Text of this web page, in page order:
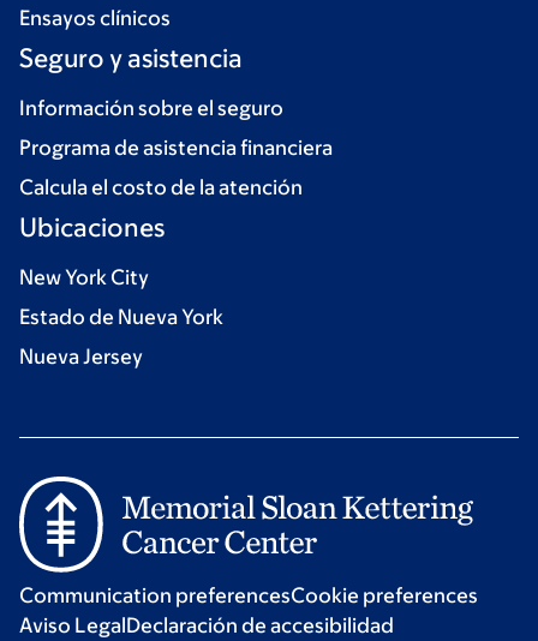
Ensayos clínicos
Seguro y asistencia
Información sobre el seguro
Programa de asistencia financiera
Calcula el costo de la atención
Ubicaciones
New York City
Estado de Nueva York
Nueva Jersey
Communication preferencesCookie preferences
Aviso LegalDeclaración de accesibilidad